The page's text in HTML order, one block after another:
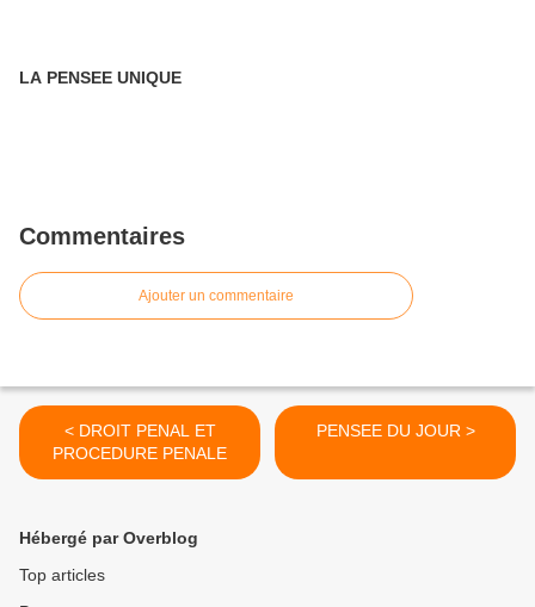
LA PENSEE UNIQUE
Commentaires
Ajouter un commentaire
< DROIT PENAL ET
PROCEDURE PENALE
PENSEE DU JOUR >
Hébergé par Overblog
Top articles